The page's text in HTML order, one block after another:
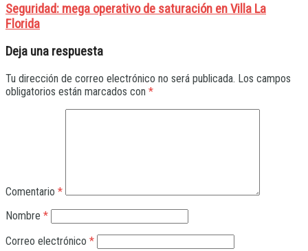
Seguridad: mega operativo de saturación en Villa La
Florida
Deja una respuesta
Tu dirección de correo electrónico no será publicada. Los campos
obligatorios están marcados con *
Comentario *
Nombre *
Correo electrónico *